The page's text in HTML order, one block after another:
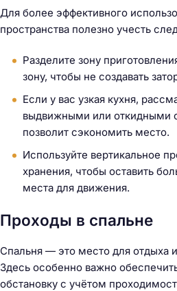
Для более эффективного
пространства полезно учесть
Разделите зону
зону, чтобы не создавать
Если у вас узкая кухня,
выдвижными или откидными
позволит сэкономить место.
Используйте вертикальное
хранения, чтобы оставить
места для движения.
Проходы в спальне
Спальня — это место для отдыха
Здесь особенно важно
обстановку с учётом